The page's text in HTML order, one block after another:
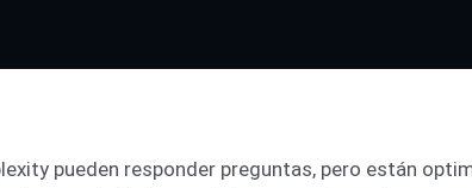
pueden responder preguntas, pero están